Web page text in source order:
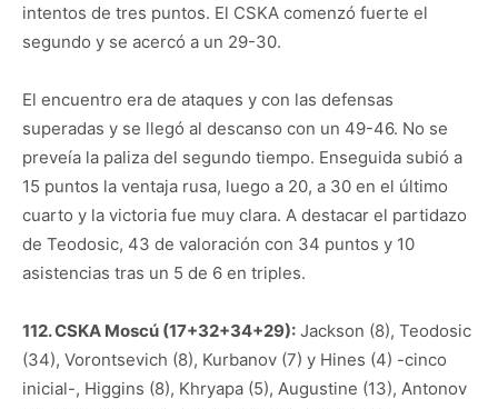
intentos de tres puntos. El CSKA comenzó fuerte el
segundo y se acercó a un 29-30.
El encuentro era de ataques y con las defensas
superadas y se llegó al descanso con un 49-46. No se
preveía la paliza del segundo tiempo. Enseguida subió a
15 puntos la ventaja rusa, luego a 20, a 30 en el último
cuarto y la victoria fue muy clara. A destacar el partidazo
de Teodosic, 43 de valoración con 34 puntos y 10
asistencias tras un 5 de 6 en triples.
112. CSKA Moscú (17+32+34+29): Jackson (8), Teodosic
(34), Vorontsevich (8), Kurbanov (7) y Hines (4) -cinco
inicial-, Higgins (8), Khryapa (5), Augustine (13), Antonov